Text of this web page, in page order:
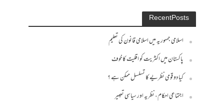
Recent Posts
اسلامی جمہوریہ میں اسلامی قانون کی تعلیم
پاکستان میں اکثریت کو اقلیت کا خوف
کیا دو قومی نظریے کا تسلسل ممکن ہے ؟
اجتماعی احکام، نظریہ اور سیاسی تعبیر